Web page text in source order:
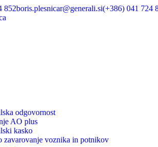
852boris.plesnicar@generali.si(+386) 041 724
odgovornost
AO plus
kasko
zavarovanje voznika in potnikov